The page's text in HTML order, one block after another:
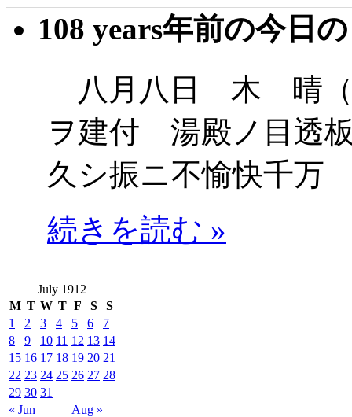
108 years年前の今日
八月八日 木 晴（
ヲ建付 湯殿ノ目透
久シ振ニ不愉快千万
続きを読む »
July 1912
M T W T F S S
« Jun Aug »
1 2 3 4 5 6
7
8
9 10 11 12 13 14
15 16 17 18 19 20 21
22 23 24 25 26 27 28
29 30 31